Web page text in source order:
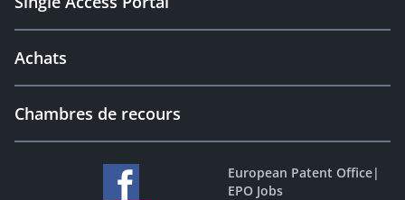
Achats
Chambres de recours
European Patent Office|
EPO Jobs